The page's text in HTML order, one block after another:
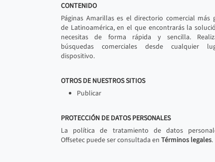
CONTENIDO
Páginas Amarillas es el directorio comercial más
de Latinoamérica, en el que encontrarás la
necesitas de forma rápida y sencilla.
búsquedas comerciales desde cualquier
dispositivo.
OTROS DE NUESTROS SITIOS
Publicar
PROTECCIÓN DE DATOS PERSONALES
La política de tratamiento de datos
Offsetec puede ser consultada en Términos legales.